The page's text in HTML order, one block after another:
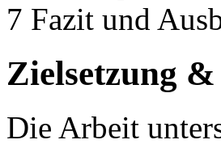
7 Fazit und
Zielsetzung
Die Arbeit